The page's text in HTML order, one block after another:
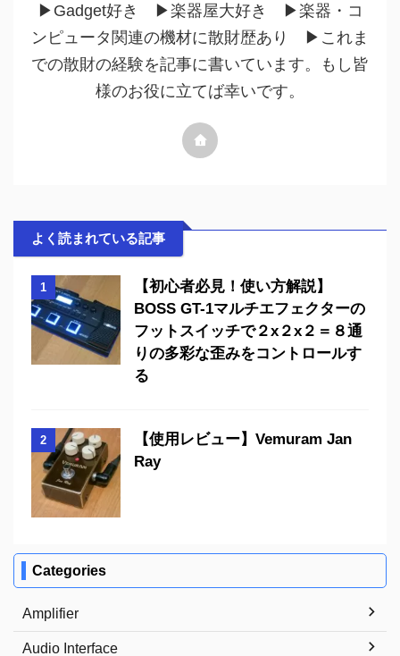
▶︎Gadget好き ▶︎楽器屋大好き ▶︎楽器・コ
ンピュータ関連の機材に散財歴あり ▶︎これま
での散財の経験を記事に書いています。もし皆
様のお役に立てば幸いです。
よく読まれている記事
1
【初心者必見！使い方解説】
BOSS GT-1マルチエフェクターの
フットスイッチで２x２x２＝８通
りの多彩な歪みをコントロールす
る
2
【使用レビュー】Vemuram Jan
Ray
Categories
Amplifier
Audio Interface